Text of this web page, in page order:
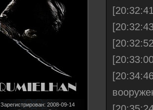
Зарегистрирован: 2008-09-14